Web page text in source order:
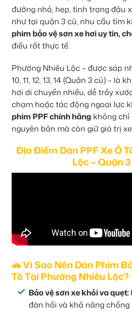
đường nhỏ, hẹp, tình trạng đậu
như tại quận 3 cũ, nhu cầu tìm
phim bảo vệ sơn xe hơi uy tín,
điều rất thực tế.
Phường Nhiêu Lộc – được sáp
10, 11, 12, 13, 14 (Quận 3 cũ) – là
hơi di chuyển nhiều, dễ trầy
chạm hoặc tác động ngoại lực
phim PPF chính hãng không chỉ
nguyên bản mà còn giữ giá trị
Địa Điểm Dán PPF Xe Ô
Lộc – Quận
🚗 Vì Sao Nên Dán Phim
Tô Tại Phường Nhiêu Lộc?
Bảo vệ sơn xe khỏi va quẹt:
đàn hồi và khả năng chống